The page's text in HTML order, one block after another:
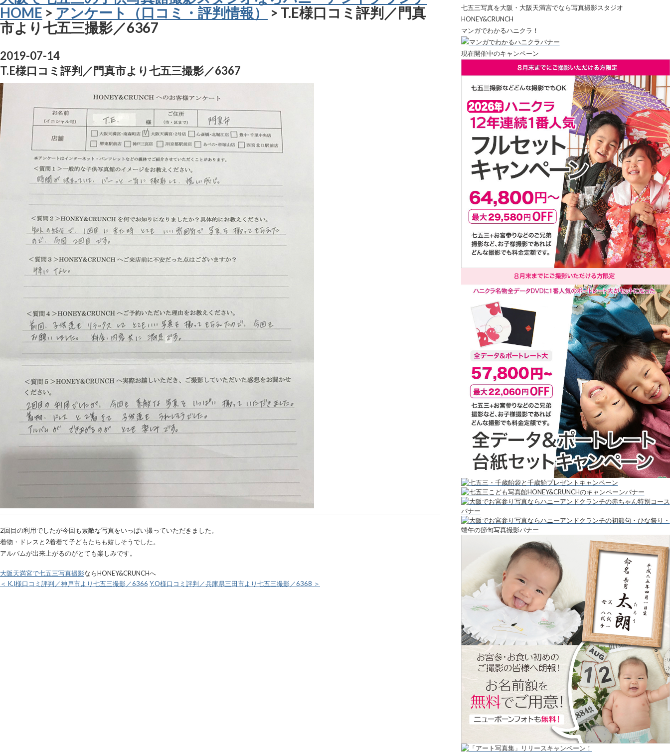
HOME > アンケート（口コミ・評判情報）
> T.E様口コミ評判／門真
市より七五三撮影／6367
2019-07-14
T.E様口コミ評判／門真市より七五三撮影／6367
2回目の利用でしたが今回も素敵な写真をいっぱい撮っていただきました。
着物・ドレスと2着着て子どもたちも嬉しそうでした。
アルバムが出来上がるのがとても楽しみです。
大阪天満宮で七五三写真撮影ならHONEY&CRUNCHへ
＜ K.I様口コミ評判／神戸市より七五三撮影／6366 Y.O様口コミ評判／兵庫県三田市より七五三撮影／6368 ＞
七五三写真を大阪・大阪天満宮でなら写真撮影スタジオ
HONEY&CRUNCH
マンガでわかるハニクラ！
現在開催中のキャンペーン